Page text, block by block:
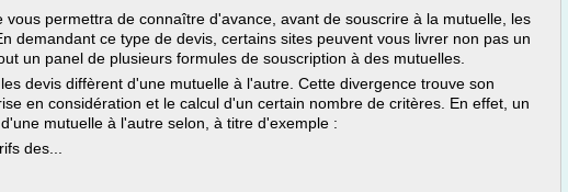
vous permettra de connaître d'avance, avant de souscrire à la mutuelle, les
demandant ce type de devis, certains sites peuvent vous livrer non pas un
un panel de plusieurs formules de souscription à des mutuelles.
devis diffèrent d'une mutuelle à l'autre. Cette divergence trouve son
en considération et le calcul d'un certain nombre de critères. En effet, un
mutuelle à l'autre selon, à titre d'exemple :
des...